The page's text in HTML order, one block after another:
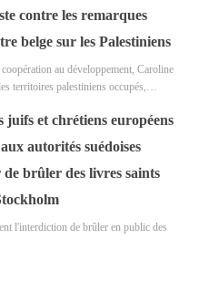
contre les remarques
belge sur les Palestiniens
au développement, Caroline
territoires palestiniens occupés,…
juifs et chrétiens européens
autorités suédoises
de brûler des livres saints
l'interdiction de brûler en public des